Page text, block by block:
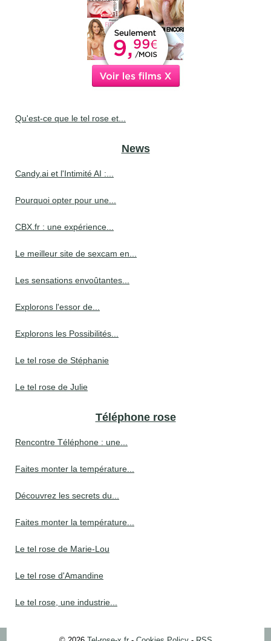
Qu'est-ce que le tel rose et...
News
Candy.ai et l'Intimité AI :...
Pourquoi opter pour une...
CBX.fr : une expérience...
Le meilleur site de sexcam en...
Les sensations envoûtantes...
Explorons l'essor de...
Explorons les Possibilités...
Le tel rose de Stéphanie
Le tel rose de Julie
Téléphone rose
Rencontre Téléphone : une...
Faites monter la température...
Découvrez les secrets du...
Faites monter la température...
Le tel rose de Marie-Lou
Le tel rose d'Amandine
Le tel rose, une industrie...